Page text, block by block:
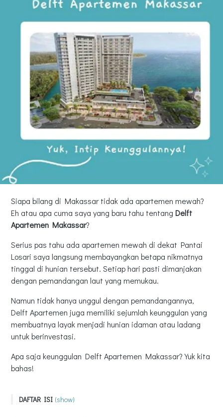
Siapa bilang di Makassar tidak ada apartemen mewah?
Eh atau apa cuma saya yang baru tahu tentang Delft
Apartemen Makassar?
Serius pas tahu ada apartemen mewah di dekat Pantai
Losari saya langsung membayangkan betapa nikmatnya
tinggal di hunian tersebut. Setiap hari pasti dimanjakan
dengan pemandangan laut yang memukau.
Namun tidak hanya unggul dengan pemandangannya,
Delft Apartemen juga memiliki sejumlah keunggulan yang
membuatnya layak menjadi hunian idaman atau ladang
untuk berinvestasi.
Apa saja keunggulan Delft Apartemen Makassar? Yuk kita
bahas!
DAFTAR ISI (show)